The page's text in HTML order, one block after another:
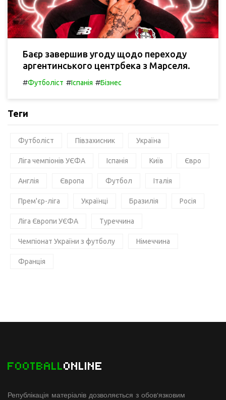
Баєр завершив угоду щодо переходу
аргентинського центрбека з Марселя.
#Футболіст #Іспанія #Бізнес
Теги
Футболіст Півзахисник Україна
Ліга чемпіонів УЄФА Іспанія Київ Євро
Англія Європа Футбол Італія
Прем'єр-ліга Українці Бразилія Росія
Ліга Європи УЄФА Туреччина
Чемпіонат України з футболу Німеччина
Франція
FOOTBALLONLINE
Републікація матеріалів дозволяється з обов'язковим